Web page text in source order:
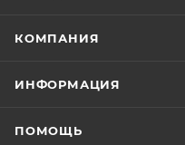
КОМПАНИЯ
ИНФОРМАЦИЯ
ПОМОЩЬ